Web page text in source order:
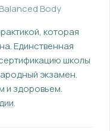
Body
которая
Единственная
школы
экзамен.
и здоровьем.
.